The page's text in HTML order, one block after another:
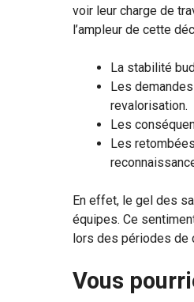
voir leur charge de
l’ampleur de cette
La stabilité
Les
revalorisation.
Les
Les
En effet, le gel des
équipes. Ce
lors des périodes de
Vous